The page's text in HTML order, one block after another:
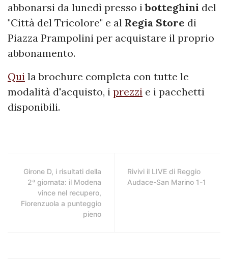
abbonarsi da lunedì presso ibotteghini del
"Città del Tricolore" e al Regia Store di
Piazza Prampolini per acquistare il proprio
abbonamento.
Qui la brochure completa con tutte le
modalità d'acquisto, i prezzi e i pacchetti
disponibili.
Girone D, i risultati della
2ª giornata: il Modena
vince nel recupero,
Fiorenzuola a punteggio
pieno
Rivivi il LIVE di Reggio
Audace-San Marino 1-1